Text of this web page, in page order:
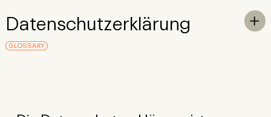

Datenschutzerklärung
GLOSSARY